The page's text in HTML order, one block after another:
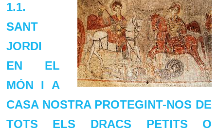
1.1.
SANT
JORDI
EN EL
MÓN I A
CASA NOSTRA PROTEGINT-NOS DE
TOTS ELS DRACS PETITS O